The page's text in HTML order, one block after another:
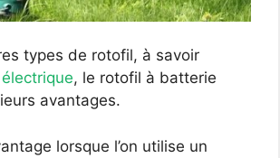
types de rotofil, à savoir
électrique, le rotofil à batterie
avantages.
lorsque l’on utilise un